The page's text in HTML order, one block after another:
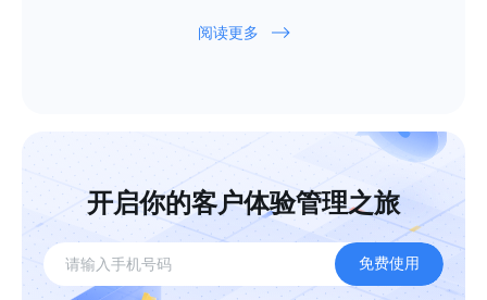
阅读更多
开启你的客户体验管理之旅
免费使用